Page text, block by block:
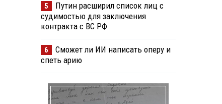
5
Путин расширил список лиц с
судимостью для заключения
контракта с ВС РФ
6
Сможет ли ИИ написать оперу и
спеть арию